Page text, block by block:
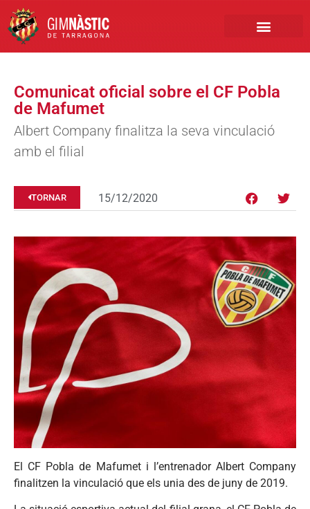
Comunicat oficial sobre el CF Pobla
de Mafumet
Albert Company finalitza la seva vinculació
amb el filial
TORNAR 15/12/2020
El CF Pobla de Mafumet i l’entrenador Albert Company
finalitzen la vinculació que els unia des de juny de 2019.